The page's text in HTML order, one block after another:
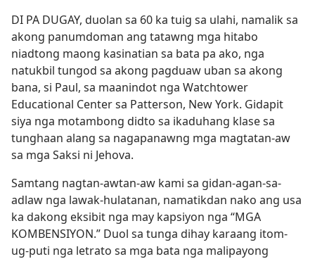
DI PA DUGAY, duolan sa 60 ka tuig sa ulahi, namalik sa
akong panumdoman ang tatawng mga hitabo
niadtong maong kasinatian sa bata pa ako, nga
natukbil tungod sa akong pagduaw uban sa akong
bana, si Paul, sa maanindot nga Watchtower
Educational Center sa Patterson, New York. Gidapit
siya nga motambong didto sa ikaduhang klase sa
tunghaan alang sa nagapanawng mga magtatan-aw
sa mga Saksi ni Jehova.
Samtang nagtan-awtan-aw kami sa gidan-agan-sa-
adlaw nga lawak-hulatanan, namatikdan nako ang usa
ka dakong eksibit nga may kapsiyon nga “MGA
KOMBENSIYON.” Duol sa tunga dihay karaang itom-
ug-puti nga letrato sa mga bata nga malipayong